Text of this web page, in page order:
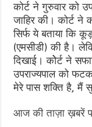
कोर्ट ने गुरुवार को
जाहिर की। कोर्ट ने
सिर्फ ये बताया कि
(एमसीडी) की है।
दिखाई। कोेर्ट ने
उपराज्यपाल को
मेरे पास शक्ति है, मैं
आज की ताज़ा ख़बरें